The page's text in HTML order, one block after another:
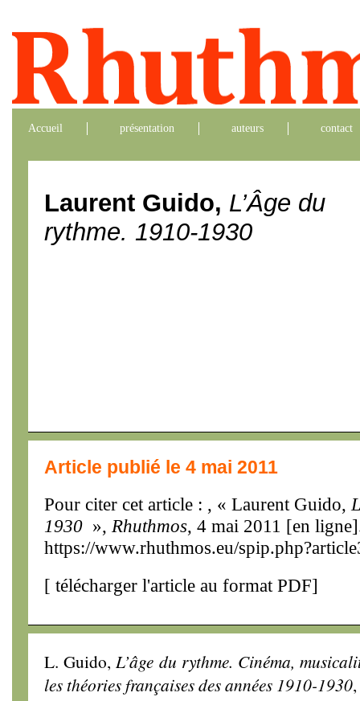
Accueil présentation auteurs contact
Laurent Guido, L’Âge du
rythme. 1910-1930
Article publié le 4 mai 2011
Pour citer cet article : , « Laurent Guido,
1930 », Rhuthmos, 4 mai 2011 [en
https://www.rhuthmos.eu/
[ télécharger l'article au format PDF]
L. Guido,L’âge du rythme. Cinéma,
les théories françaises des années 1910-1930